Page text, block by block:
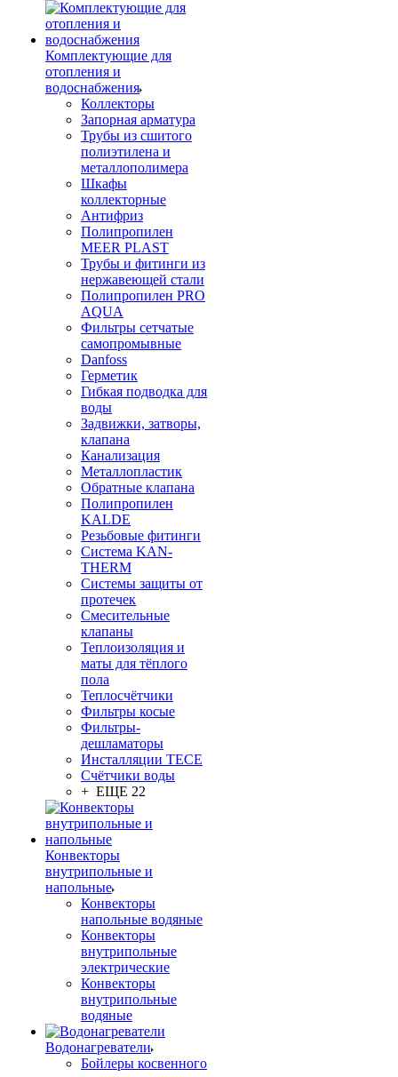
Комплектующие для
отопления и
водоснабжения
Коллекторы
Запорная арматура
Трубы из сшитого
полиэтилена и
металлополимера
Шкафы
коллекторные
Антифриз
Полипропилен
MEER PLAST
Трубы и фитинги из
нержавеющей стали
Полипропилен PRO
AQUA
Фильтры сетчатые
самопромывные
Danfoss
Герметик
Гибкая подводка для
воды
Задвижки, затворы,
клапана
Канализация
Металлопластик
Обратные клапана
Полипропилен
KALDE
Резьбовые фитинги
Система KAN-
THERM
Системы защиты от
протечек
Смесительные
клапаны
Теплоизоляция и
маты для тёплого
пола
Теплосчётчики
Фильтры косые
Фильтры-
дешламаторы
Инсталляции TECE
Счётчики воды
+ ЕЩЕ 22
Конвекторы
внутрипольные и
напольные
Конвекторы
напольные водяные
Конвекторы
внутрипольные
электрические
Конвекторы
внутрипольные
водяные
Водонагреватели
Бойлеры косвенного